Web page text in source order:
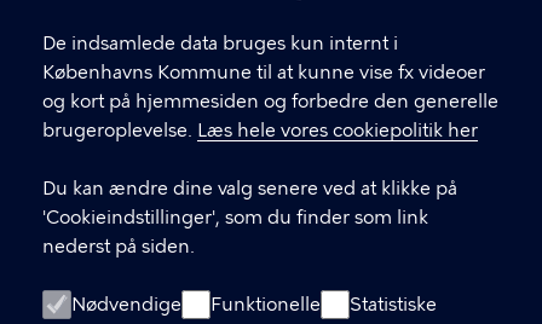
De indsamlede data bruges kun internt i
Københavns Kommune til at kunne vise fx videoer
og kort på hjemmesiden og forbedre den generelle
brugeroplevelse. Læs hele vores cookiepolitik her
Du kan ændre dine valg senere ved at klikke på
'Cookieindstillinger', som du finder som link
nederst på siden.
Nødvendige Funktionelle Statistiske
KONTAKT
Stormgade 18, 1555 København V
+45 21 76 43 66
CVR nr.: 64 94 22 12 - EAN: 5798009780324